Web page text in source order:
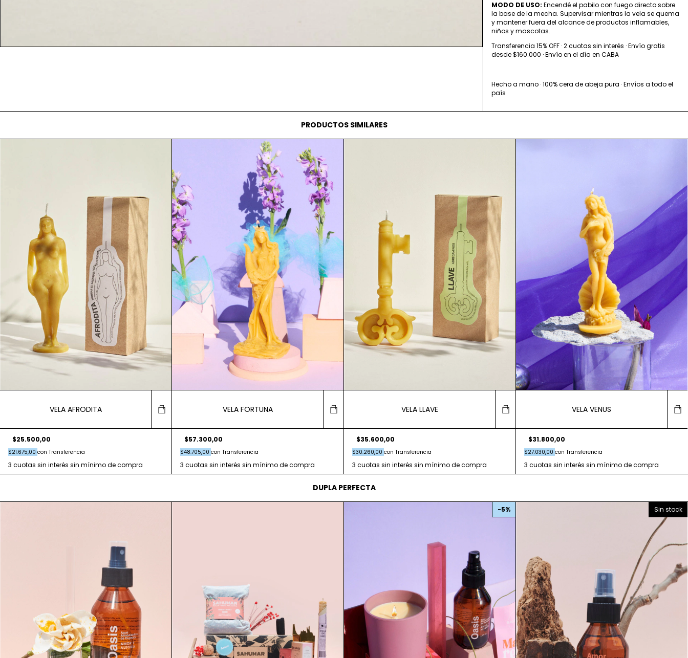
MODO DE USO: Encendé el pabilo con fuego directo sobre
la base de la mecha. Supervisar mientras la vela se quema
y mantener fuera del alcance de productos inflamables,
niños y mascotas.
Transferencia 15% OFF · 2 cuotas sin interés · Envío gratis
desde $160.000 · Envío en el día en CABA
Hecho a mano · 100% cera de abeja pura · Envíos a todo el
país
PRODUCTOS SIMILARES
VELA AFRODITA
$25.500,00
$21.675,00 con Transferencia
VELA FORTUNA
$57.300,00
$48.705,00 con Transferencia
VELA LLAVE
$35.600,00
$30.260,00 con Transferencia
VELA VENUS
$31.800,00
$27.030,00 con Transferencia
DUPLA PERFECTA
-5% Sin stock